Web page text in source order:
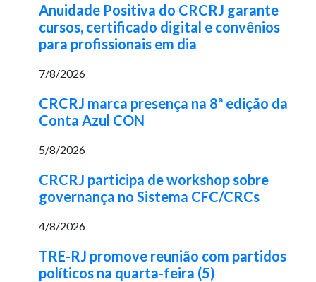
Anuidade Positiva do CRCRJ garante
cursos, certificado digital e convênios
para profissionais em dia
7/8/2026
CRCRJ marca presença na 8ª edição da
Conta Azul CON
5/8/2026
CRCRJ participa de workshop sobre
governança no Sistema CFC/CRCs
4/8/2026
TRE-RJ promove reunião com partidos
políticos na quarta-feira (5)